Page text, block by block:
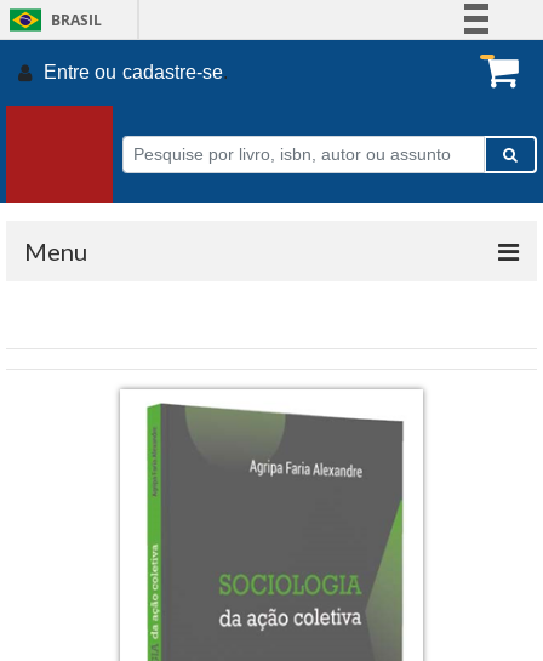
BRASIL
Participe
Acesso à informação
Legislação
Entre ou cadastre-se.
Menu